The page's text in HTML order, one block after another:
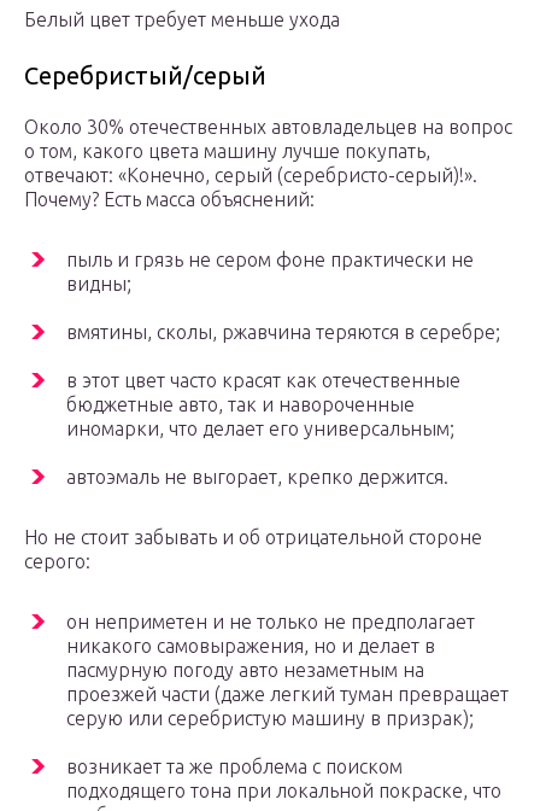
Белый цвет требует меньше ухода
Серебристый/серый
Около 30% отечественных автовладельцев на вопрос
о том, какого цвета машину лучше покупать,
отвечают: «Конечно, серый (серебристо-серый)!».
Почему? Есть масса объяснений:
пыль и грязь не сером фоне практически не
видны;
вмятины, сколы, ржавчина теряются в серебре;
в этот цвет часто красят как отечественные
бюджетные авто, так и навороченные
иномарки, что делает его универсальным;
автоэмаль не выгорает, крепко держится.
Но не стоит забывать и об отрицательной стороне
серого:
он неприметен и не только не предполагает
никакого самовыражения, но и делает в
пасмурную погоду авто незаметным на
проезжей части (даже легкий туман превращает
серую или серебристую машину в призрак);
возникает та же проблема с поиском
подходящего тона при локальной покраске, что